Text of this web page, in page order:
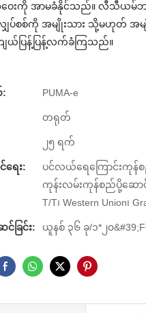
ေးကို အာမခံနိုင်သည်။ လီသီယမ်ဘက်
စစ်ကို အမျိုးသား သို့မဟုတ် အမျို
ျယ်ပြန့်ပြန့်လက်ခံကြသည်။
: PUMA-e
တရုတ်
၂၅ ရက်
ေး:
ပင်လယ်ရေကြောင်းကုန်စ
ကုန်းလမ်းကုန်စည်ပို့ဆော
T/T၊ Western Union၊
ခြင်း: ယူနစ် ၃၆ ခု/၁*၂၀